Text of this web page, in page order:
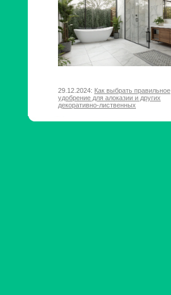
29.12.2024: Как выбрать правильное
удобрение для алоказии и других
декоративно-лиственных